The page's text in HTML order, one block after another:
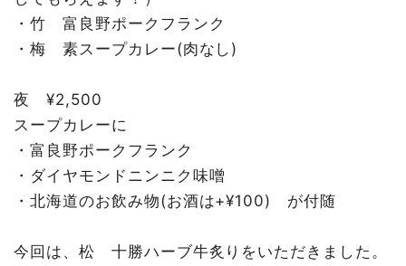
・竹 富良野ポークフランク
・梅 素スープカレー(肉なし)
夜 ¥2,500
スープカレーに
・富良野ポークフランク
・ダイヤモンドニンニク味噌
・北海道のお飲み物(お酒は+¥100) が付随
今回は、松 十勝ハーブ牛炙りをいただきました。